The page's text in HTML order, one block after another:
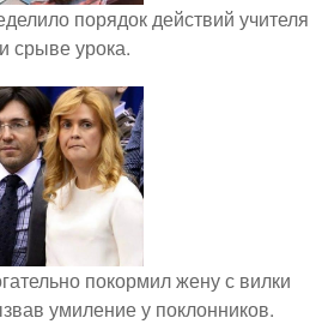
порядок действий учителя
срыве урока.
покормил жену с вилки
умиление у поклонников.